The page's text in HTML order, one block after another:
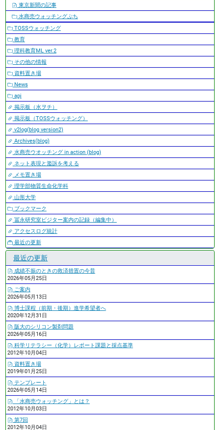
東京新聞の記事
水商売ウォッチングぷち
TOSSウォッチング
教育
理科教育ML ver.2
その他の情報
資料置き場
News
apj
掲示板（水ヲチ）
掲示板（TOSSウォッチング）
v2log(blog version2)
Archives(blog)
水商売ウオッチング in action (blog)
ネット表現と濫訴を考える
メモ置き場
理学部物質生命化学科
山形大学
ブックマーク
冨永研究室ビジター案内の記録（編集中）
アクセスログ統計
最近の更新
最近の更新
成績不振のときの救済措置の今昔
2026年05月25日
ご案内
2026年05月13日
博士課程（前期・後期）進学希望者へ
2020年12月31日
阪大のシリコン製剤問題
2026年05月16日
科学リテラシー（化学）レポート課題と採点基準
2012年10月04日
資料置き場
2019年01月25日
テンプレート
2026年05月14日
「水商売ウォッチング」とは？
2012年10月03日
第7回
2012年10月04日